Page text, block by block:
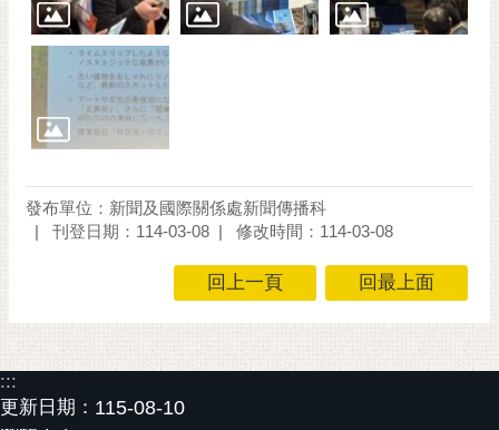
發布單位：新聞及國際關係處新聞傳播科
刊登日期：114-03-08
修改時間：114-03-08
回上一頁 回最上面
:::
更新日期： 115-08-10